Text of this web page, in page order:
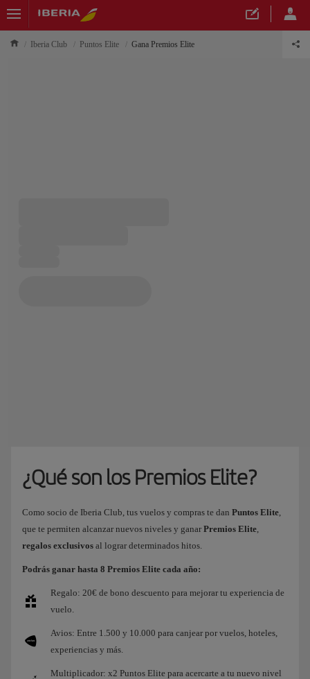
Iberia Club Puntos Elite Gana Premios Elite
¿Qué son los Premios Elite?
Como socio de Iberia Club, tus vuelos y compras te dan Puntos Elite,
que te permiten alcanzar nuevos niveles y ganar Premios Elite,
regalos exclusivos al lograr determinados hitos.
Podrás ganar hasta 8 Premios Elite cada año:
Regalo: 20€ de bono descuento para mejorar tu experiencia de
vuelo.
Avios: Entre 1.500 y 10.000 para canjear por vuelos, hoteles,
experiencias y más.
Multiplicador: x2 Puntos Elite para acercarte a tu nuevo nivel